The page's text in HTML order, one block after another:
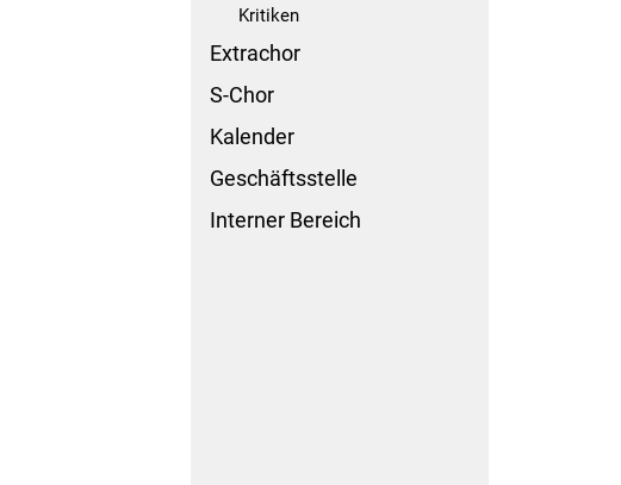
Kritiken
Extrachor
S-Chor
Kalender
Geschäftsstelle
Interner Bereich